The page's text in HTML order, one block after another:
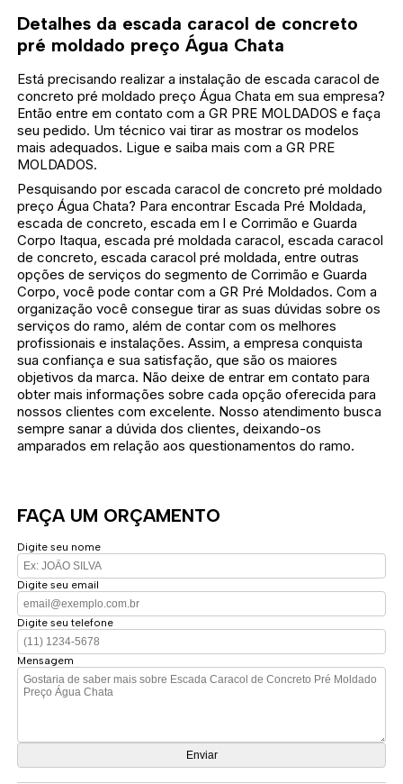
Detalhes da escada caracol de concreto
pré moldado preço Água Chata
Está precisando realizar a instalação de escada caracol de
concreto pré moldado preço Água Chata em sua empresa?
Então entre em contato com a GR PRE MOLDADOS e faça
seu pedido. Um técnico vai tirar as mostrar os modelos
mais adequados. Ligue e saiba mais com a GR PRE
MOLDADOS.
Pesquisando por escada caracol de concreto pré moldado
preço Água Chata? Para encontrar Escada Pré Moldada,
escada de concreto, escada em l e Corrimão e Guarda
Corpo Itaqua, escada pré moldada caracol, escada caracol
de concreto, escada caracol pré moldada, entre outras
opções de serviços do segmento de Corrimão e Guarda
Corpo, você pode contar com a GR Pré Moldados. Com a
organização você consegue tirar as suas dúvidas sobre os
serviços do ramo, além de contar com os melhores
profissionais e instalações. Assim, a empresa conquista
sua confiança e sua satisfação, que são os maiores
objetivos da marca. Não deixe de entrar em contato para
obter mais informações sobre cada opção oferecida para
nossos clientes com excelente. Nosso atendimento busca
sempre sanar a dúvida dos clientes, deixando-os
amparados em relação aos questionamentos do ramo.
FAÇA UM ORÇAMENTO
Digite seu nome
Digite seu email
Digite seu telefone
Mensagem